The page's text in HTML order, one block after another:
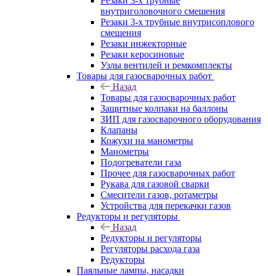
внутриголовочного смешения
Резаки 3-х трубные внутрисоплового
смешения
Резаки инжекторные
Резаки керосиновые
Узлы вентилей и ремкомплекты
Товары для газосварочных работ
Назад
Товары для газосварочных работ
Защитные колпаки на баллоны
ЗИП для газосварочного оборудования
Клапаны
Кожухи на манометры
Манометры
Подогреватели газа
Прочее для газосварочных работ
Рукава для газовой сварки
Смесители газов, ротаметры
Устройства для перекачки газов
Редукторы и регуляторы
Назад
Редукторы и регуляторы
Регуляторы расхода газа
Редукторы
Паяльные лампы, насадки